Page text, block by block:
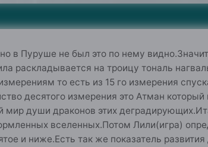
в Пуруше не был это по нему
раскладывается на троицу тональ
то есть из 15 го измерения
десятого измерения это Атман
души драконов этих
вселенных.Потом Лили(игра)
и ниже.Есть так же показатель